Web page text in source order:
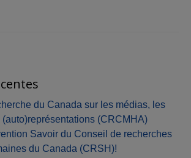
du Canada sur les médias, les
(CRCMHA)
Savoir du Conseil de recherches
du Canada (CRSH)!